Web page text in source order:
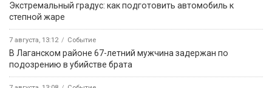
Экстремальный градус: как подготовить автомобиль к
степной жаре
7 августа, 13:12 Событие
В Лаганском районе 67-летний мужчина задержан по
подозрению в убийстве брата